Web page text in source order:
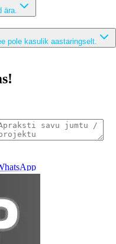
ära.
pole kasulik aastaringselt.